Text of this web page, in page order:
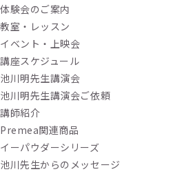
体験会のご案内
教室・レッスン
イベント・上映会
講座スケジュール
池川明先生講演会
池川明先生講演会ご依頼
講師紹介
Premea関連商品
イーパウダーシリーズ
池川先生からのメッセージ